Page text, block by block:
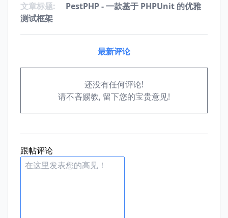
文章标题:
PestPHP - 一款基于 PHPUnit 的优雅
测试框架
最新评论
还没有任何评论!
请不吝赐教, 留下您的宝贵意见!
跟帖评论